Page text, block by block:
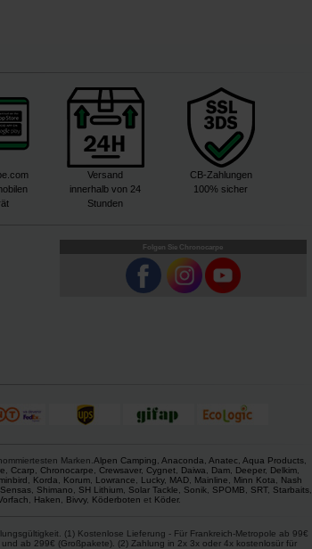
Versand
innerhalb von 24
Stunden
CB-Zahlungen
100% sicher
Folgen Sie Chronocarpe
Marken.Alpen Camping, Anaconda, Anatec, Aqua Products,
, Ccarp, Chronocarpe, Crewsaver, Cygnet, Daiwa, Dam, Deeper, Delkim,
, Korda, Korum, Lowrance, Lucky, MAD, Mainline, Minn Kota, Nash
Sensas, Shimano, SH Lithium, Solar Tackle, Sonik, SPOMB, SRT, Starbaits,
, Haken, Bivvy, Köderboten et Köder.
(1) Kostenlose Lieferung - Für Frankreich-Metropole ab 99€
ab 299€ (Großpakete). (2) Zahlung in 2x 3x oder 4x kostenlosür für